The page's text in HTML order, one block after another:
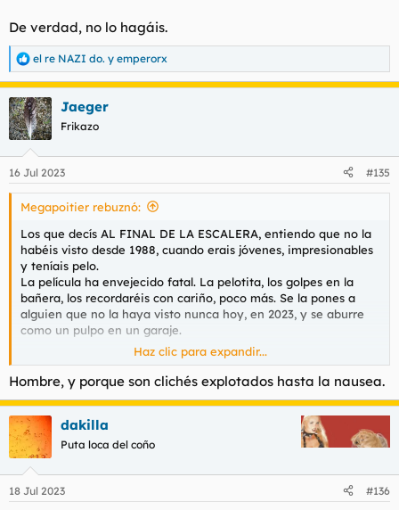
De verdad, no lo hagáis.
R
e
c
c
i
e
s
el re NAZI do. y emperorx
Jaeger
Frikazo
16 Jul 2023 #135
Megapoitier rebuznó:
Los que decís AL FINAL DE LA ESCALERA, entiendo que no la
habéis visto desde 1988, cuando erais jóvenes, impresionables
y teníais pelo.
La película ha envejecido fatal. La pelotita, los golpes en la
bañera, los recordaréis con cariño, poco más. Se la pones a
alguien que no la haya visto nunca hoy, en 2023, y se aburre
como un pulpo en un garaje.
De verdad, no lo hagáis.
Haz clic para expandir...
Hombre, y porque son clichés explotados hasta la nausea.
dakilla
Puta loca del coño
18 Jul 2023 #136